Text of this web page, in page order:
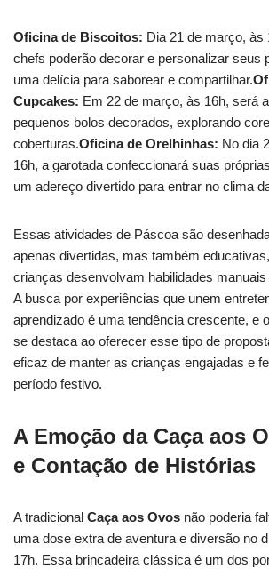
Oficina de Biscoitos: Dia 21 de março, às
chefs poderão decorar e personalizar seus
uma delícia para saborear e compartilhar.
Cupcakes: Em 22 de março, às 16h, será
pequenos bolos decorados, explorando
coberturas.Oficina de Orelhinhas: No dia
16h, a garotada confeccionará suas
um adereço divertido para entrar no clima
Essas atividades de Páscoa são
apenas divertidas, mas também
crianças desenvolvam habilidades
A busca por experiências que unem
aprendizado é uma tendência crescente, e
se destaca ao oferecer esse tipo de
eficaz de manter as crianças engajadas e
período festivo.
A Emoção da Caça aos
e Contação de Histórias
A tradicional Caça aos Ovos não poderia
uma dose extra de aventura e diversão no
17h. Essa brincadeira clássica é um dos